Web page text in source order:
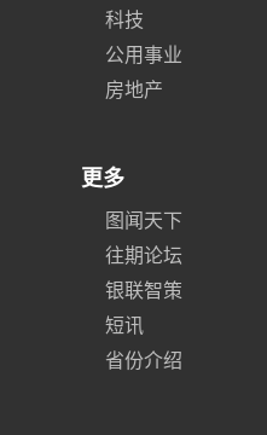
科技
公用事业
房地产
更多
图闻天下
往期论坛
银联智策
短讯
省份介绍